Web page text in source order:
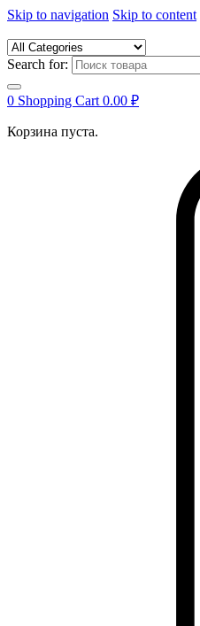
Skip to navigation Skip to content
Search for:
0 Shopping Cart 0.00 ₽
Корзина пуста.